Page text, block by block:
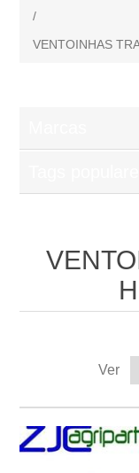
/
VENTOINHAS
Ver